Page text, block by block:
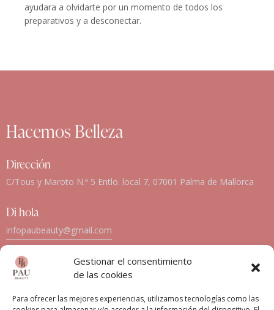
Gestionar el consentimiento
de las cookies
Para ofrecer las mejores experiencias, utilizamos tecnologías como las
ayudara a olvidarte por un momento de todos los
preparativos y a desconectar.
Hacemos Belleza
Dirección
C/Tous y Maroto N.º 5 Entlo. local 7, 07001 Palma de Mallorca
Di hola
infopaubeauty@gmail.com
611 64 64 96 / 871 53 67 14
Siguenos en Instagram